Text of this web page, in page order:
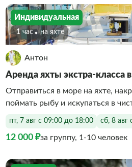
Индивидуальная
1 час На яхте
Антон
Аренда яхты экстра-класса
Отправиться в море на яхте,
поймать рыбу и искупаться в
пт, 7 авг с 09:00 до 18:00 сб, 8 авг
12 000 ₽за группу, 1-10 человек